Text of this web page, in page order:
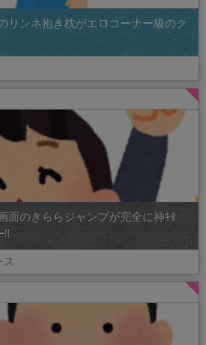
リンネ抱き枕がエロコーナー級のク
面のきららジャンプが完全に神ｷﾀ